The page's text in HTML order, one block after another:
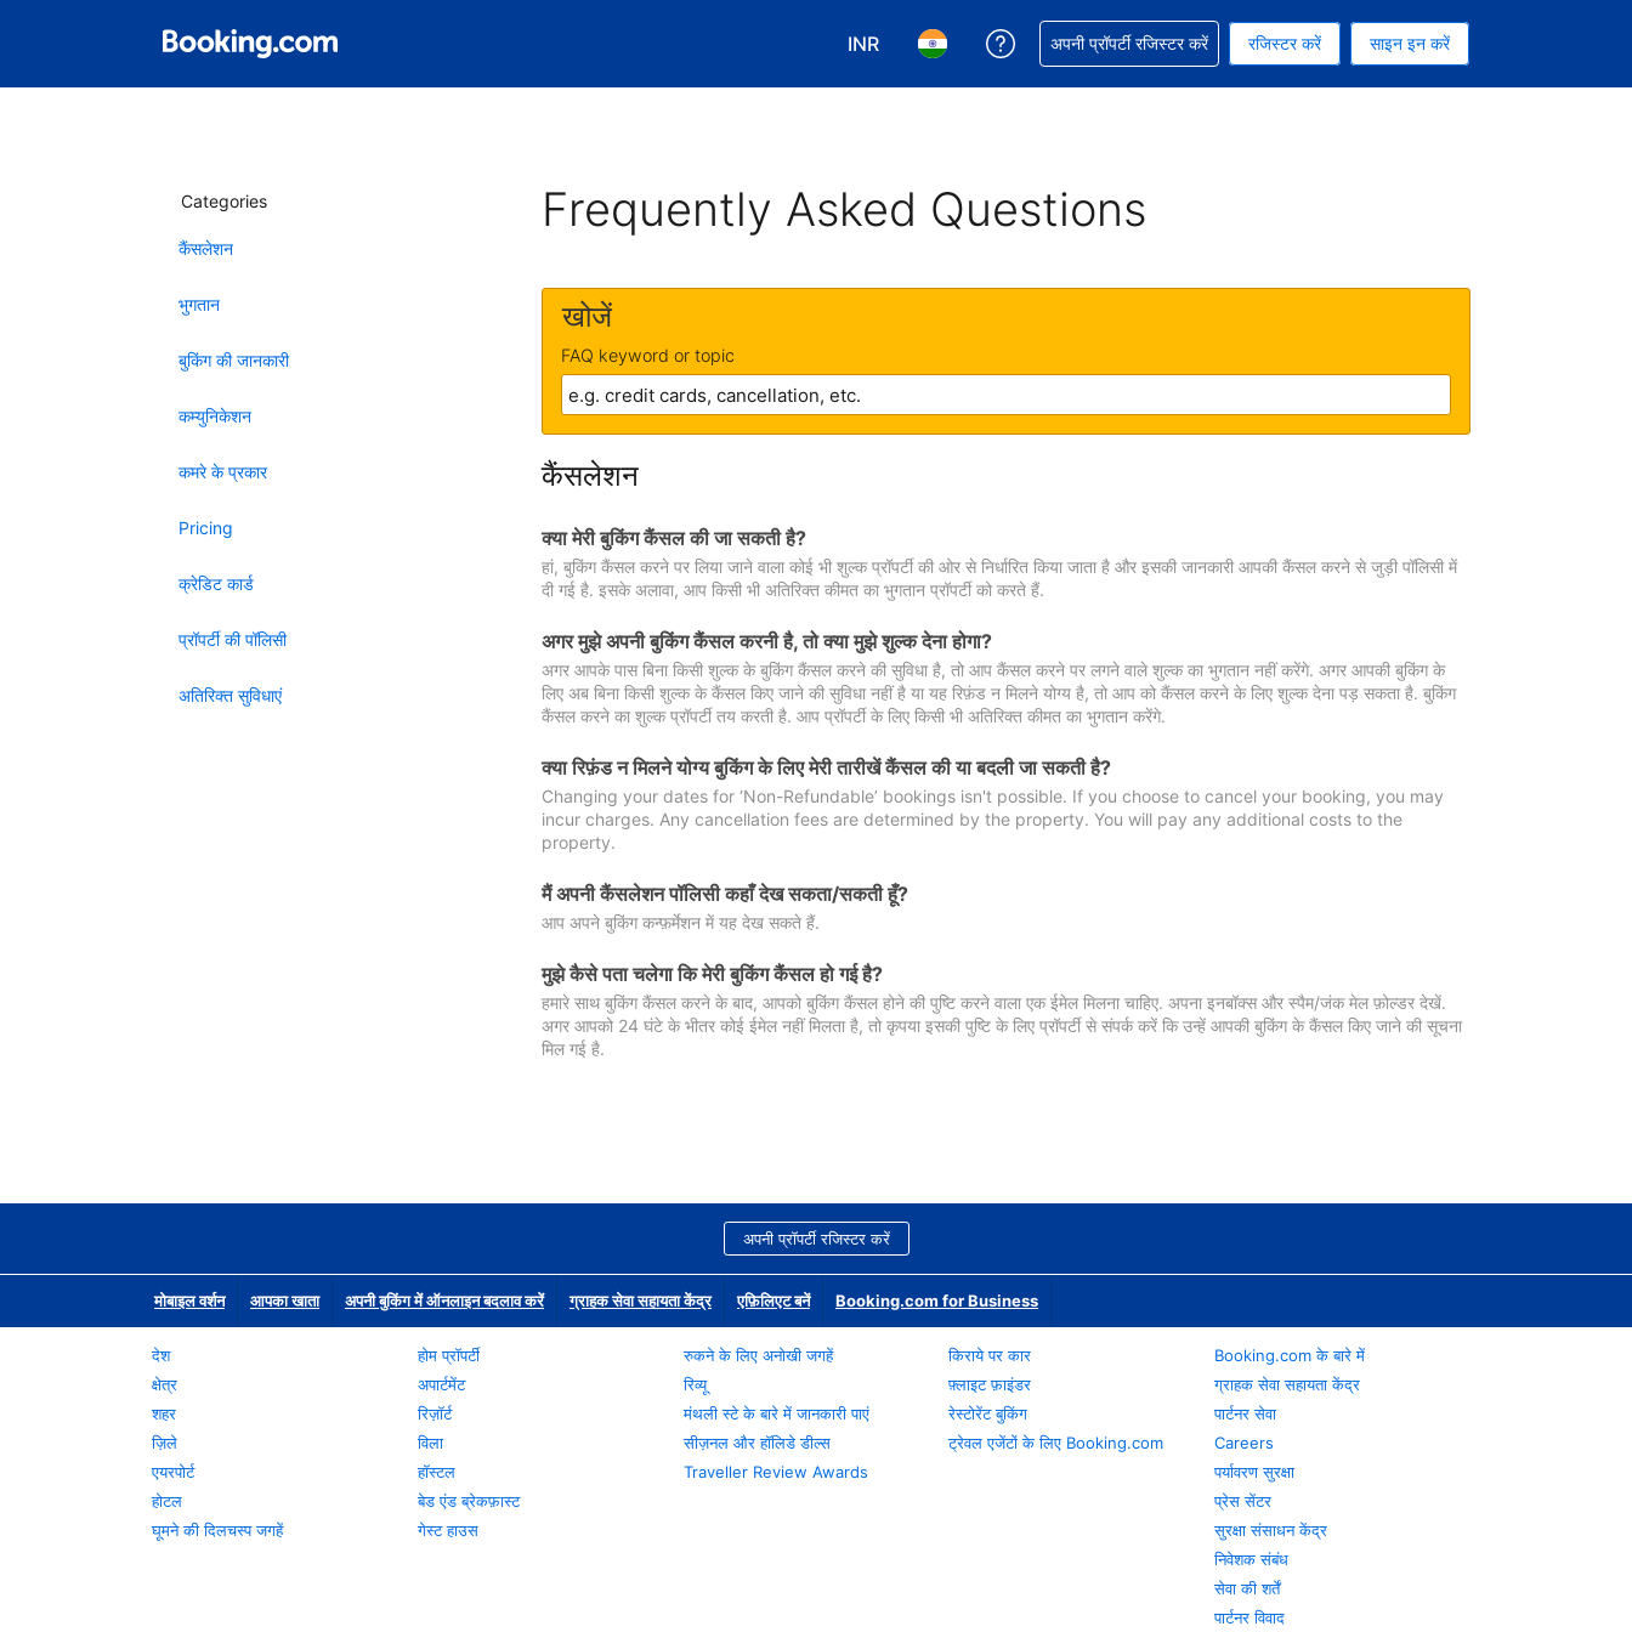
INR
अपनी करेंसी चुनें. आपने अभी INR करेंसी को चुना हुआ है
अपनी भाषा चुनें. आपने अभी हिन्दी भाषा को चुना हुआ है
अपनी बुकिंग में सहायता पाएं
अपनी प्रॉपर्टी रजिस्टर करें रजिस्टर करें साइन इन करें
Categories
कैंसलेशन
भुगतान
बुकिंग की जानकारी
कम्युनिकेशन
कमरे के प्रकार
Pricing
क्रेडिट कार्ड
प्रॉपर्टी की पॉलिसी
अतिरिक्त सुविधाएं
Frequently Asked Questions
खोजें
FAQ keyword or topic
कैंसलेशन
क्या मेरी बुकिंग कैंसल की जा सकती है?
हां, बुकिंग कैंसल करने पर लिया जाने वाला कोई भी शुल्क प्रॉपर्टी की ओर से निर्धारित किया जाता है और इसकी जानकारी आपकी कैंसल करने से जुड़ी पॉलिसी में
दी गई है. इसके अलावा, आप किसी भी अतिरिक्त कीमत का भुगतान प्रॉपर्टी को करते हैं.
अगर मुझे अपनी बुकिंग कैंसल करनी है, तो क्या मुझे शुल्क देना होगा?
अगर आपके पास बिना किसी शुल्क के बुकिंग कैंसल करने की सुविधा है, तो आप कैंसल करने पर लगने वाले शुल्क का भुगतान नहीं करेंगे. अगर आपकी बुकिंग के
लिए अब बिना किसी शुल्क के कैंसल किए जाने की सुविधा नहीं है या यह रिफ़ंड न मिलने योग्य है, तो आप को कैंसल करने के लिए शुल्क देना पड़ सकता है. बुकिंग
कैंसल करने का शुल्क प्रॉपर्टी तय करती है. आप प्रॉपर्टी के लिए किसी भी अतिरिक्त कीमत का भुगतान करेंगे.
क्या रिफ़ंड न मिलने योग्य बुकिंग के लिए मेरी तारीखें कैंसल की या बदली जा सकती है?
Changing your dates for ‘Non-Refundable’ bookings isn't possible. If you choose to cancel your booking, you may
incur charges. Any cancellation fees are determined by the property. You will pay any additional costs to the
property.
मैं अपनी कैंसलेशन पॉलिसी कहाँ देख सकता/सकती हूँ?
आप अपने बुकिंग कन्फ़र्मेशन में यह देख सकते हैं.
मुझे कैसे पता चलेगा कि मेरी बुकिंग कैंसल हो गई है?
हमारे साथ बुकिंग कैंसल करने के बाद, आपको बुकिंग कैंसल होने की पुष्टि करने वाला एक ईमेल मिलना चाहिए. अपना इनबॉक्स और स्पैम/जंक मेल फ़ोल्डर देखें.
अगर आपको 24 घंटे के भीतर कोई ईमेल नहीं मिलता है, तो कृपया इसकी पुष्टि के लिए प्रॉपर्टी से संपर्क करें कि उन्हें आपकी बुकिंग के कैंसल किए जाने की सूचना
मिल गई है.
अपनी प्रॉपर्टी रजिस्टर करें
मोबाइल वर्शन आपका खाता अपनी बुकिंग में ऑनलाइन बदलाव करें ग्राहक सेवा सहायता केंद्र एफ़िलिएट बनें Booking.com for Business
देश
क्षेत्र
शहर
ज़िले
एयरपोर्ट
होटल
घूमने की दिलचस्प जगहें
होम प्रॉपर्टी
अपार्टमेंट
रिज़ॉर्ट
विला
हॉस्टल
बेड एंड ब्रेकफ़ास्ट
गेस्ट हाउस
रुकने के लिए अनोखी जगहें
रिव्यू
मंथली स्टे के बारे में जानकारी पाएं
सीज़नल और हॉलिडे डील्स
Traveller Review Awards
किराये पर कार
फ़्लाइट फ़ाइंडर
रेस्टोरेंट बुकिंग
ट्रेवल एजेंटों के लिए Booking.com
Booking.com के बारे में
ग्राहक सेवा सहायता केंद्र
पार्टनर सेवा
Careers
पर्यावरण सुरक्षा
प्रेस सेंटर
सुरक्षा संसाधन केंद्र
निवेशक संबंध
सेवा की शर्तें
पार्टनर विवाद